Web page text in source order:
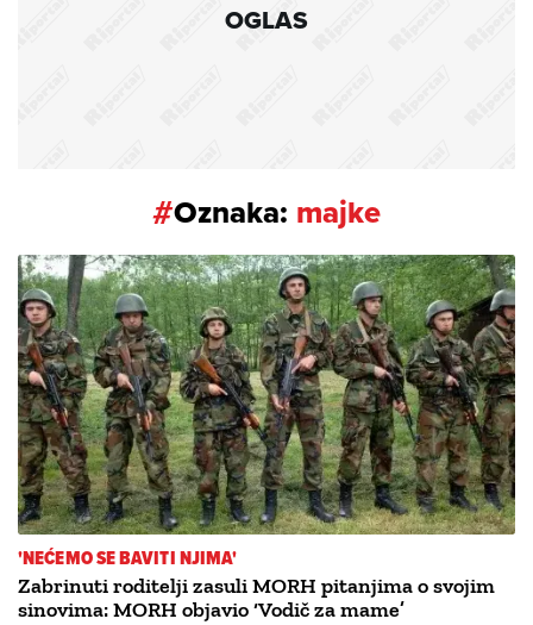
OGLAS
#Oznaka: majke
'NEĆEMO SE BAVITI NJIMA'
Zabrinuti roditelji zasuli MORH pitanjima o svojim
sinovima: MORH objavio ‘Vodič za mame’